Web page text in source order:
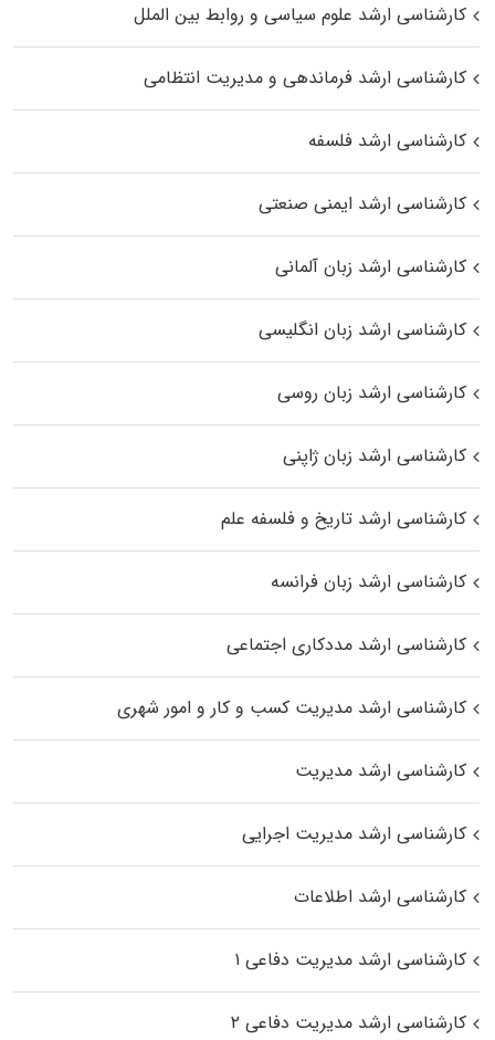
کارشناسی ارشد علوم سیاسی و روابط بین الملل
کارشناسی ارشد فرماندهی و مدیریت انتظامی
کارشناسی ارشد فلسفه
کارشناسی ارشد ایمنی صنعتی
کارشناسی ارشد زبان آلمانی
کارشناسی ارشد زبان انگلیسی
کارشناسی ارشد زبان روسی
کارشناسی ارشد زبان ژاپنی
کارشناسی ارشد تاریخ و فلسفه علم
کارشناسی ارشد زبان فرانسه
کارشناسی ارشد مددکاری اجتماعی
کارشناسی ارشد مدیریت کسب و کار و امور شهری
کارشناسی ارشد مدیریت
کارشناسی ارشد مدیریت اجرایی
کارشناسی ارشد اطلاعات
کارشناسی ارشد مدیریت دفاعی ۱
کارشناسی ارشد مدیریت دفاعی ۲